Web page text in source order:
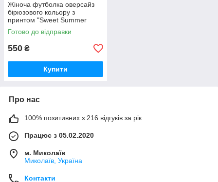
Жіноча футболка оверсайз
бірюзового кольору з
принтом "Sweet Summer
Time"
Готово до відправки
550 ₴
Купити
Про нас
100% позитивних з 216 відгуків за рік
Працює з 05.02.2020
м. Миколаїв
Миколаїв, Україна
Контакти